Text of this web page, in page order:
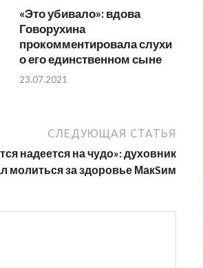
«Это убивало»: вдова
Говорухина
прокомментировала слухи
о его единственном сыне
23.07.2021
СЛЕДУЮЩАЯ СТАТЬЯ
надеется на чудо»: духовник
молиться за здоровье МакSим